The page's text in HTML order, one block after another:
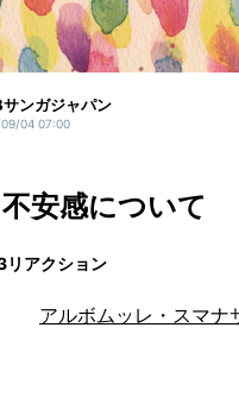
ンガジャパン
04 07:00
安感について
リアクション
アルボムッレ・スマナ